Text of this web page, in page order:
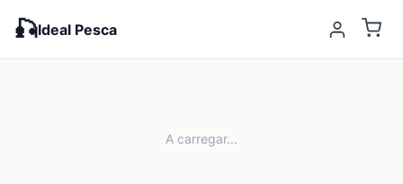
🎣Ideal Pesca
A carregar...